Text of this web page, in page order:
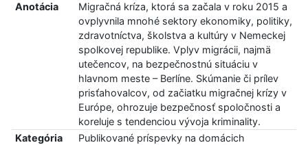
Anotácia
Migračná kríza, ktorá sa začala v roku 2015 a
ovplyvnila mnohé sektory ekonomiky, politiky,
zdravotníctva, školstva a kultúry v Nemeckej
spolkovej republike. Vplyv migrácii, najmä
utečencov, na bezpečnostnú situáciu v
hlavnom meste – Berlíne. Skúmanie či prílev
prisťahovalcov, od začiatku migračnej krízy v
Európe, ohrozuje bezpečnosť spoločnosti a
koreluje s tendenciou vývoja kriminality.
Kategória
Publikované príspevky na domácich